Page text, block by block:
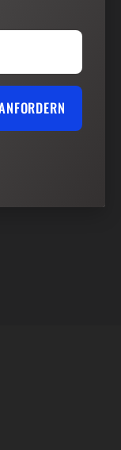
KÜNDIGEN